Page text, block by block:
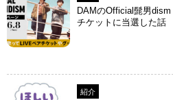
DAMのOfficial髭男
チケットに当選した話
紹介